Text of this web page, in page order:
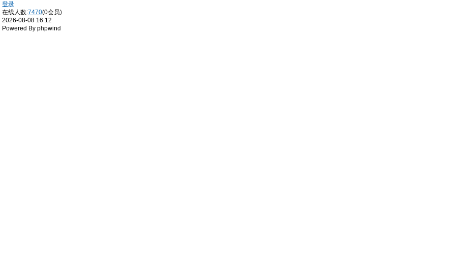
登录
在线人数:7470(0会员)
2026-08-08 16:12
Powered By phpwind